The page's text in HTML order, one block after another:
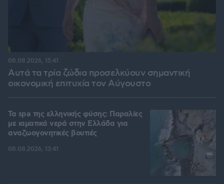
Αυτά τα τρία ζώδια προσελκύουν σημαντική
οικονομική επιτυχία τον Αύγουστο
08.08.2026, 15:41
Τα spa της ελληνικής φύσης: Παραλίες
με ιαματικά νερά στην Ελλάδα για
αναζωογονητικές βουτιές
08.08.2026, 13:41